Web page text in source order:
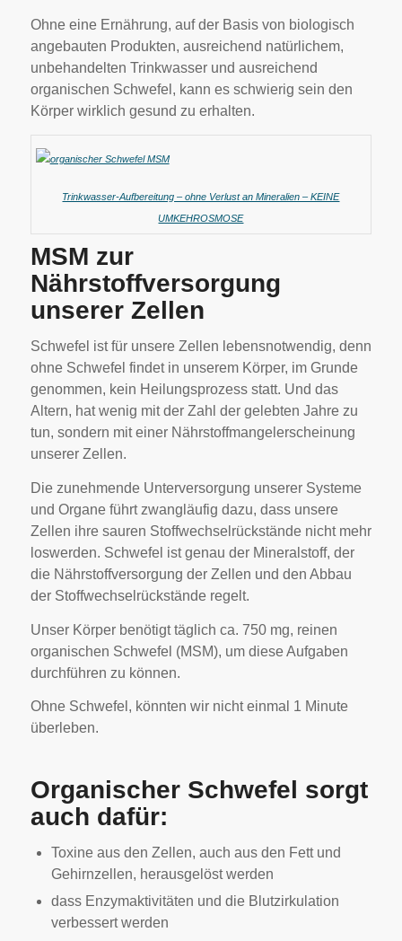
Ohne eine Ernährung, auf der Basis von biologisch
angebauten Produkten, ausreichend natürlichem,
unbehandelten Trinkwasser und ausreichend
organischen Schwefel, kann es schwierig sein den
Körper wirklich gesund zu erhalten.
Trinkwasser-Aufbereitung – ohne Verlust an Mineralien – KEINE
UMKEHROSMOSE
MSM zur
Nährstoffversorgung
unserer Zellen
Schwefel ist für unsere Zellen lebensnotwendig, denn
ohne Schwefel findet in unserem Körper, im Grunde
genommen, kein Heilungsprozess statt. Und das
Altern, hat wenig mit der Zahl der gelebten Jahre zu
tun, sondern mit einer Nährstoffmangelerscheinung
unserer Zellen.
Die zunehmende Unterversorgung unserer Systeme
und Organe führt zwangläufig dazu, dass unsere
Zellen ihre sauren Stoffwechselrückstände nicht mehr
loswerden. Schwefel ist genau der Mineralstoff, der
die Nährstoffversorgung der Zellen und den Abbau
der Stoffwechselrückstände regelt.
Unser Körper benötigt täglich ca. 750 mg, reinen
organischen Schwefel (MSM), um diese Aufgaben
durchführen zu können.
Ohne Schwefel, könnten wir nicht einmal 1 Minute
überleben.
Organischer Schwefel sorgt
auch dafür:
Toxine aus den Zellen, auch aus den Fett und
Gehirnzellen, herausgelöst werden
dass Enzymaktivitäten und die Blutzirkulation
verbessert werden